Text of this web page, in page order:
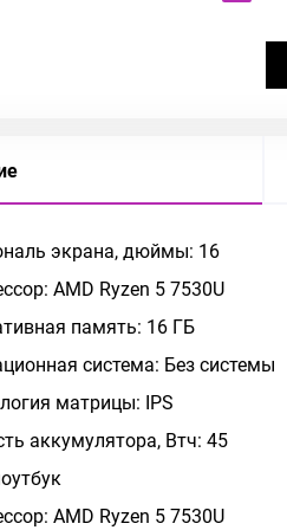
экрана, дюймы: 16
AMD Ryzen 5 7530U
память: 16 ГБ
система: Без системы
матрицы: IPS
аккумулятора, Втч: 45
AMD Ryzen 5 7530U